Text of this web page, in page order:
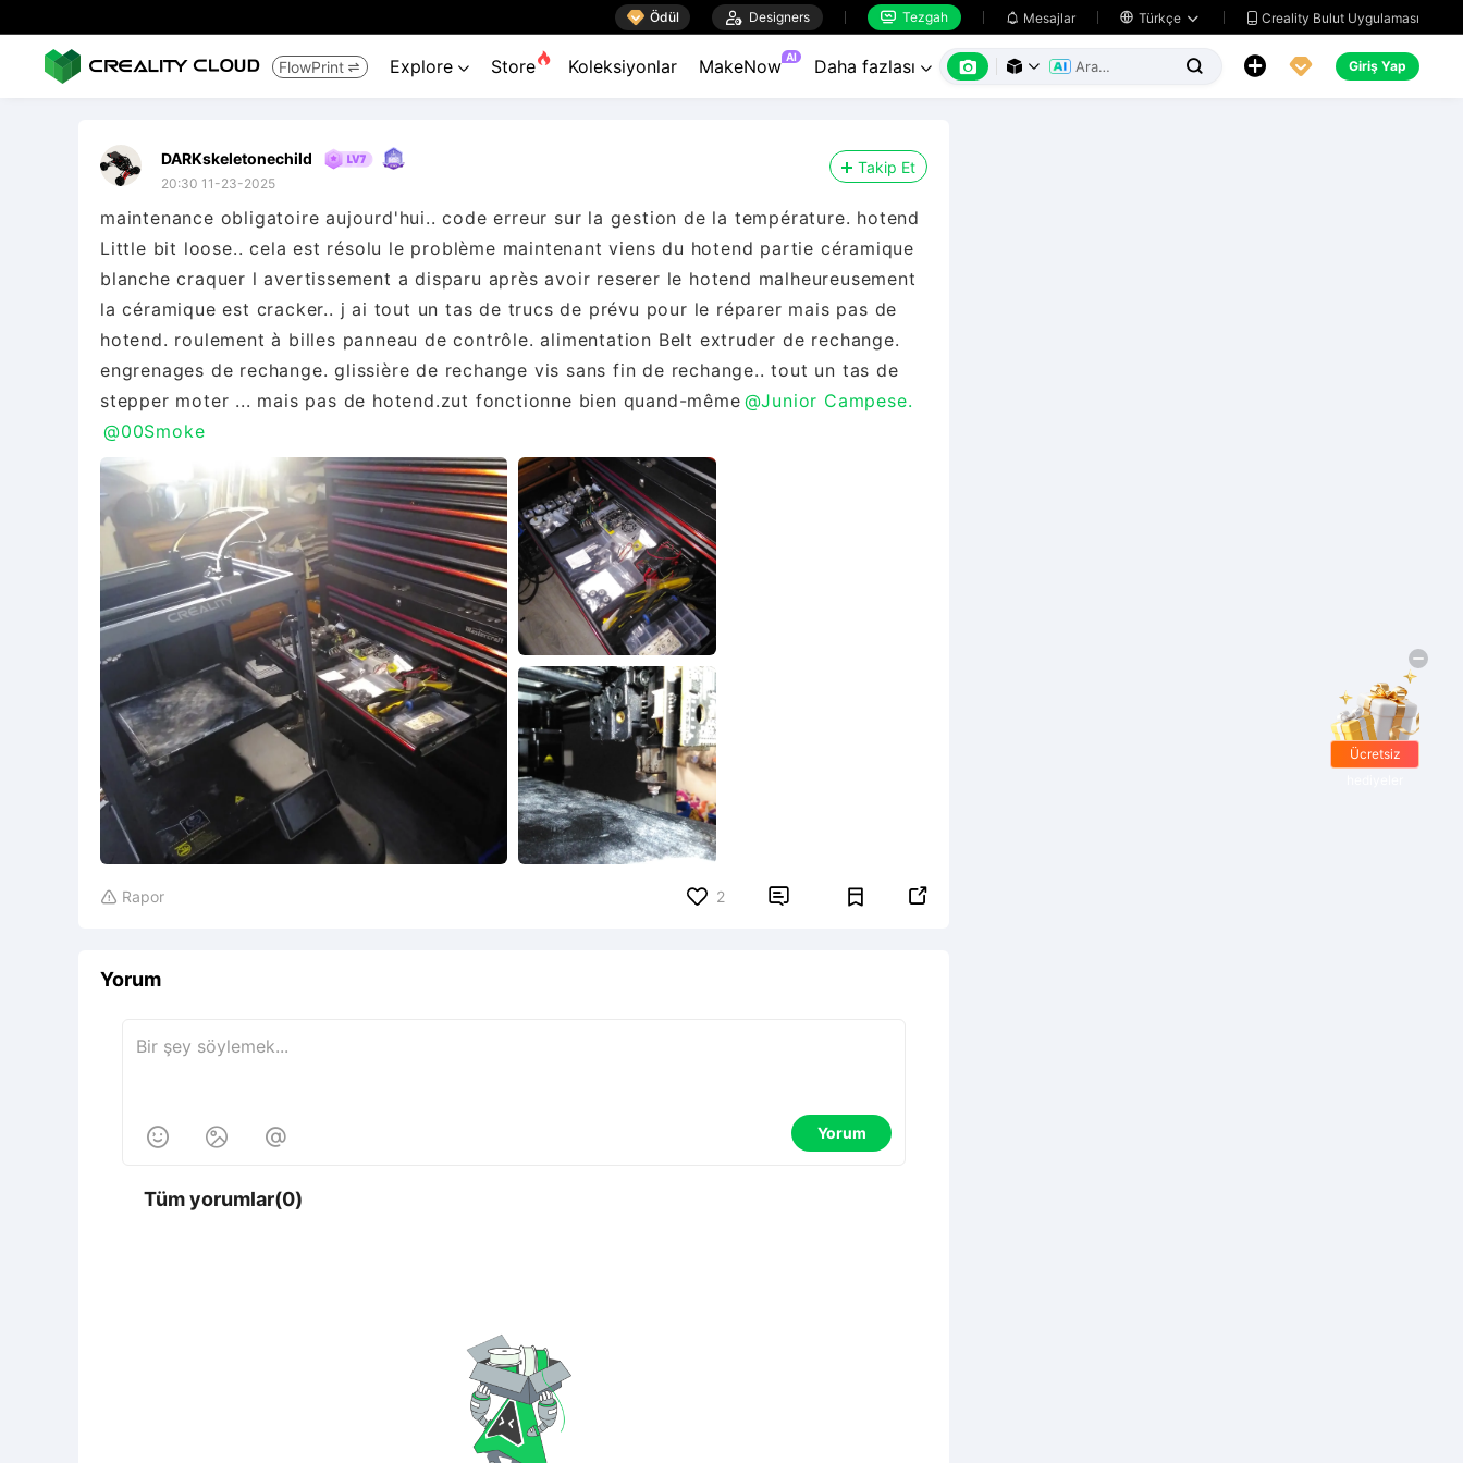
 Ödül  Designers  Tezgah  Mesajlar  Türkçe   Creality Bulut Uygulaması
FlowPrint  Explore  Store Koleksiyonlar MakeNow AI Daha fazlası        Giriş Yap
DARKskeletonechild
20:30 11-23-2025
Takip Et
maintenance obligatoire aujourd'hui.. code erreur sur la gestion de la température. hotend
Little bit loose.. cela est résolu le problème maintenant viens du hotend partie céramique
blanche craquer l avertissement a disparu après avoir reserer le hotend malheureusement
la céramique est cracker.. j ai tout un tas de trucs de prévu pour le réparer mais pas de
hotend. roulement à billes panneau de contrôle. alimentation Belt extruder de rechange.
engrenages de rechange. glissière de rechange vis sans fin de rechange.. tout un tas de
stepper moter ... mais pas de hotend.zut fonctionne bien quand-même @Junior Campese.
@00Smoke
 Rapor 2  
Yorum
   Yorum
Tüm yorumlar(0)
Ücretsiz